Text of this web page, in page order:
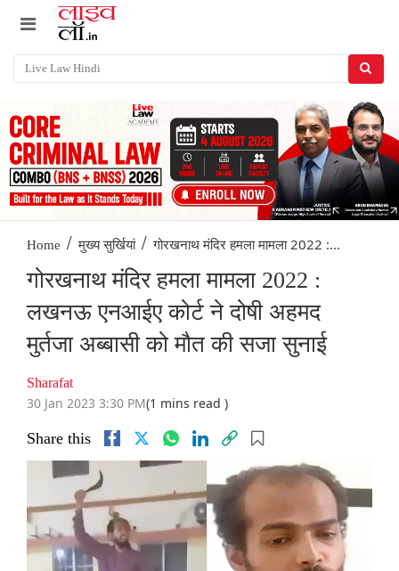
Home / मुख्य सुर्खियां / गोरखनाथ मंदिर हमला मामला 2022 :...
गोरखनाथ मंदिर हमला मामला 2022 :
लखनऊ एनआईए कोर्ट ने दोषी अहमद
मुर्तजा अब्बासी को मौत की सजा सुनाई
Sharafat
30 Jan 2023 3:30 PM(1 mins read )
Share this